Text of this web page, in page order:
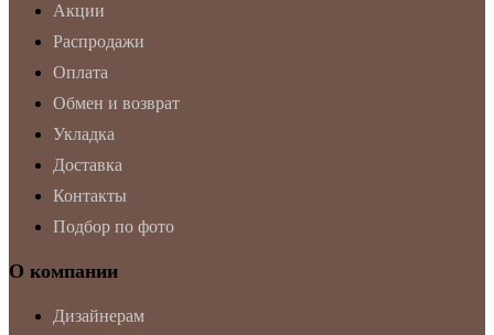
Акции
Распродажи
Оплата
Обмен и возврат
Укладка
Доставка
Контакты
Подбор по фото
О компании
Дизайнерам